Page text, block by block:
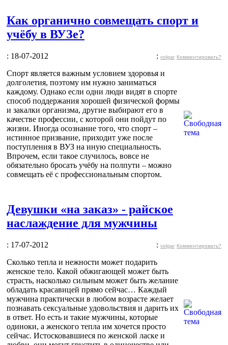
Как органично совмещать спорт и
учёбу в ВУЗе?
: 18-07-2012 : volgar Комментировать?
Спорт является важным условием здоровья и
долголетия, поэтому им нужно заниматься
каждому. Однако если одни люди видят в спорте
способ поддержания хорошей физической формы
и закалки организма, другие выбирают его в
качестве профессии, с которой они пойдут по
жизни. Иногда осознание того, что спорт –
истинное призвание, приходит уже после
поступления в ВУЗ на иную специальность.
Впрочем, если такое случилось, вовсе не
обязательно бросать учёбу на полпути – можно
совмещать её с профессиональным спортом.
Девушки «на заказ» - райское
наслаждение для мужчины
: 17-07-2012 : volgar Комментировать?
Сколько тепла и нежности может подарить
женское тело. Какой обжигающей может быть
страсть, насколько сильным может быть желание
обладать красавицей прямо сейчас… Каждый
мужчина практически в любом возрасте желает
познавать сексуальные удовольствия и дарить их
в ответ. Но есть и такие мужчины, которые
одиноки, а женского тепла им хочется просто
сейчас. Истосковавшиеся по женской ласке и